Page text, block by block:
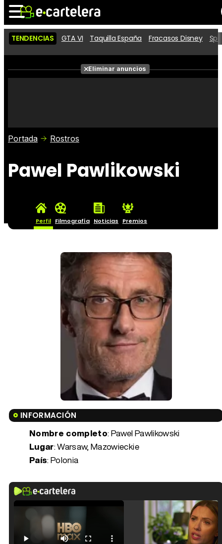
Noticias Cartelera
Películas
Críticas
TENDENCIAS GTA VI Taquilla España Fracasos Disney
Eliminar anuncios
Portada Rostros
Pawel Pawlikowski
Perfil Filmografía Noticias Premios
INFORMACIÓN
Nombre completo: Pawel Pawlikowski
Lugar: Warsaw, Mazowieckie
País: Polonia